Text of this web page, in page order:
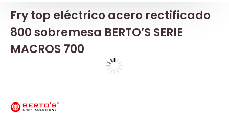
Fry top eléctrico acero rectificado
800 sobremesa BERTO’S SERIE
MACROS 700